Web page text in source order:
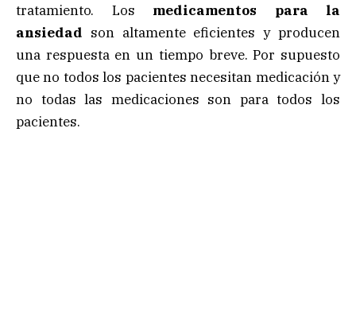
tratamiento. Los medicamentos para la
ansiedad son altamente eficientes y producen
una respuesta en un tiempo breve. Por supuesto
que no todos los pacientes necesitan medicación y
no todas las medicaciones son para todos los
pacientes.